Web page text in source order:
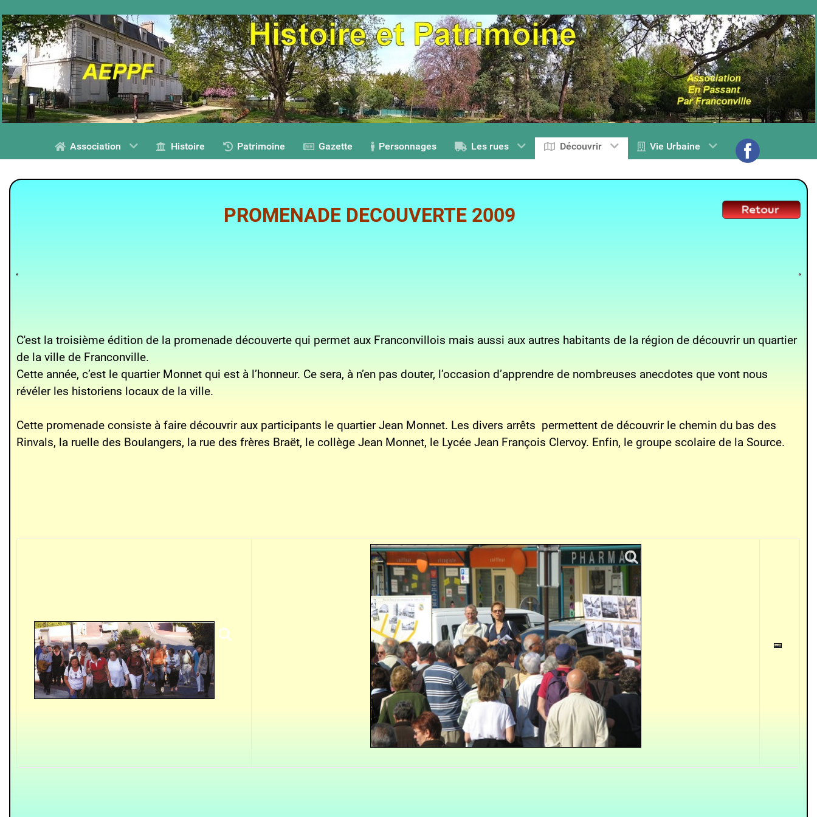
Association Histoire Patrimoine Gazette Personnages Les rues Découvrir Vie Urbaine
PROMENADE DECOUVERTE 2009
C'est la troisième édition de la promenade découverte qui permet aux Franconvillois mais aussi aux autres habitants de la région de découvrir un quartier
de la ville de Franconville.
Cette année, c’est le quartier Monnet qui est à l’honneur. Ce sera, à n’en pas douter, l’occasion d’apprendre de nombreuses anecdotes que vont nous
révéler les historiens locaux de la ville.
Cette promenade consiste à faire découvrir aux participants le quartier Jean Monnet. Les divers arrêts permettent de découvrir le chemin du bas des
Rinvals, la ruelle des Boulangers, la rue des frères Braët, le collège Jean Monnet, le Lycée Jean François Clervoy. Enfin, le groupe scolaire de la Source.